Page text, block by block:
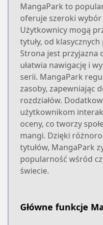
MangaPark to
oferuje szeroki
Użytkownicy mogą
tytuły, od
Strona jest przyjazna
ułatwia nawigację i
serii. MangaPark
zasoby, zapewniając
rozdziałów.
użytkownikom
oceny, co tworzy
mangi. Dzięki
tytułów, MangaPark
popularność wśród
świecie.
Główne funkcje